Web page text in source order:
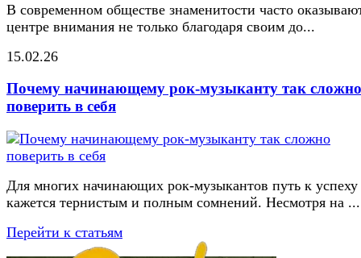
В современном обществе знаменитости часто
центре внимания не только благодаря своим до...
15.02.26
Почему начинающему рок-музыканту так сложно
поверить в себя
Для многих начинающих рок-музыкантов путь к успеху
кажется тернистым и полным сомнений. Несмотря на ...
Перейти к статьям